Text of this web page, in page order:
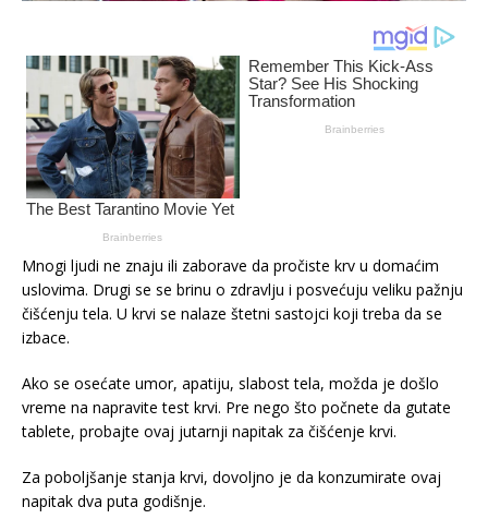
Mnogi ljudi ne znaju ili zaborave da pročiste krv u domaćim
uslovima. Drugi se se brinu o zdravlju i posvećuju veliku pažnju
čišćenju tela. U krvi se nalaze štetni sastojci koji treba da se
izbace.
Ako se osećate umor, apatiju, slabost tela, možda je došlo
vreme na napravite test krvi. Pre nego što počnete da gutate
tablete, probajte ovaj jutarnji napitak za čišćenje krvi.
Za poboljšanje stanja krvi, dovoljno je da konzumirate ovaj
napitak dva puta godišnje.